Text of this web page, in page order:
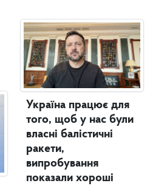
Україна працює для
того, щоб у нас були
власні балістичні
ракети,
випробування
показали хороші